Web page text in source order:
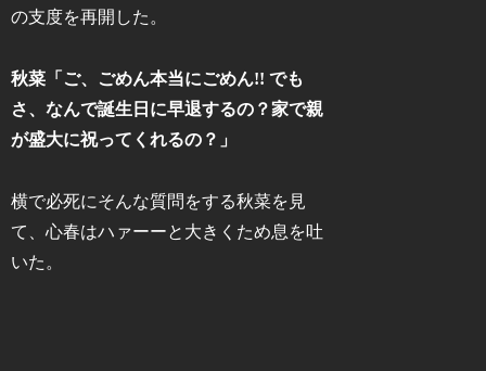
の支度を再開した。
秋菜「ご、ごめん本当にごめん!! でも
さ、なんで誕生日に早退するの？家で親
が盛大に祝ってくれるの？」
横で必死にそんな質問をする秋菜を見
て、心春はハァーーと大きくため息を吐
いた。